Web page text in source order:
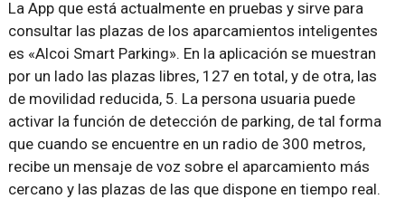
La App que está actualmente en pruebas y sirve para
consultar las plazas de los aparcamientos inteligentes
es «Alcoi Smart Parking». En la aplicación se muestran
por un lado las plazas libres, 127 en total, y de otra, las
de movilidad reducida, 5. La persona usuaria puede
activar la función de detección de parking, de tal forma
que cuando se encuentre en un radio de 300 metros,
recibe un mensaje de voz sobre el aparcamiento más
cercano y las plazas de las que dispone en tiempo real.